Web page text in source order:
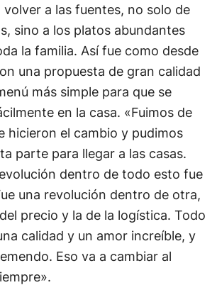
a las fuentes, no solo de
sino a los platos abundantes
la familia. Así fue como desde
una propuesta de gran calidad
más simple para que se
en la casa. «Fuimos de
hicieron el cambio y pudimos
parte para llegar a las casas.
dentro de todo esto fue
una revolución dentro de otra,
precio y la de la logística. Todo
calidad y un amor increíble, y
Eso va a cambiar al